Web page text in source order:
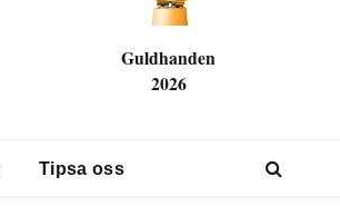
Guldhanden
2026
Tipsa oss